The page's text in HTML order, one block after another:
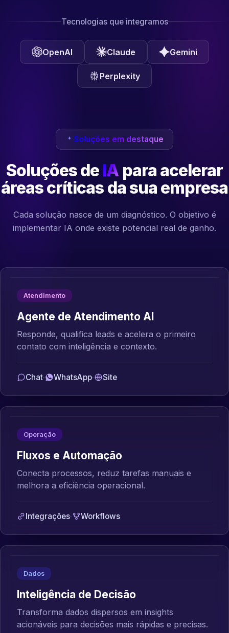
Tecnologias que integramos
OpenAI Claude Gemini
Perplexity
Soluções em destaque
Soluções de IA para acelerar
áreas críticas da sua empresa
Cada solução nasce de um diagnóstico. O objetivo é
implementar IA onde existe potencial real de ganho.
Atendimento
Agente de Atendimento AI
Responde, qualifica leads e acelera o primeiro
contato com inteligência e contexto.
Chat· WhatsApp· Site
Operação
Fluxos e Automação
Conecta processos, reduz tarefas manuais e
melhora a eficiência operacional.
Integrações· Workflows
Dados
Inteligência de Decisão
Transforma dados dispersos em insights
acionáveis para decisões mais rápidas e precisas.